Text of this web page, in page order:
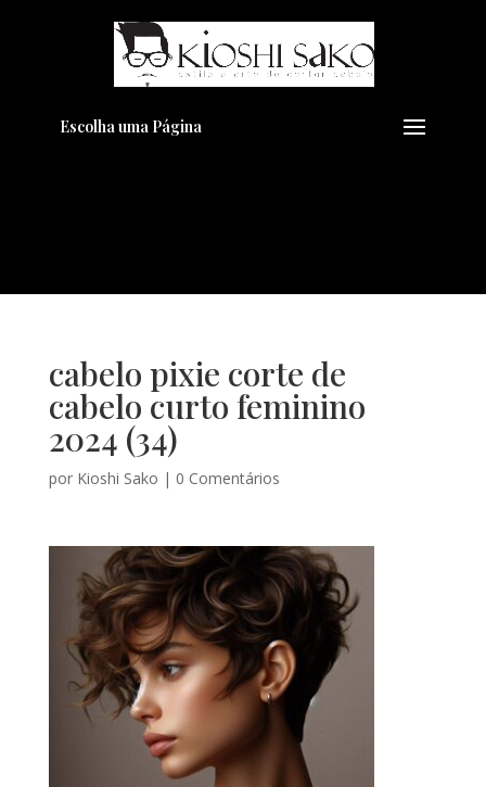
Escolha uma Página
cabelo pixie corte de
cabelo curto feminino
2024 (34)
por Kioshi Sako | 0 Comentários
Pensando em transformar seu
Visual??